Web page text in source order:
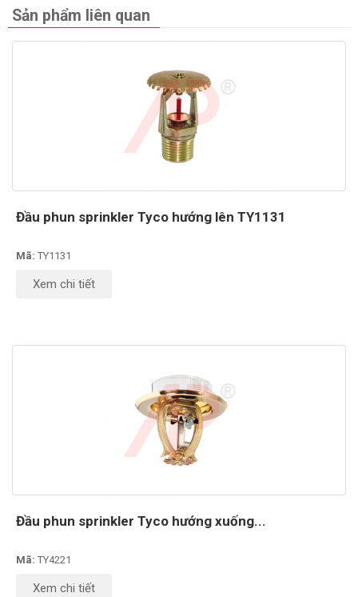
Sản phẩm liên quan
Đầu phun sprinkler Tyco hướng lên TY1131
Mã: TY1131
Xem chi tiết
Đầu phun sprinkler Tyco hướng xuống...
Mã: TY4221
Xem chi tiết